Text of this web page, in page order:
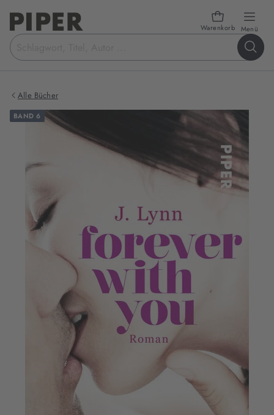
Warenkorb Menü
Suchbegriff
eingeben
Alle Bücher
BAND 6